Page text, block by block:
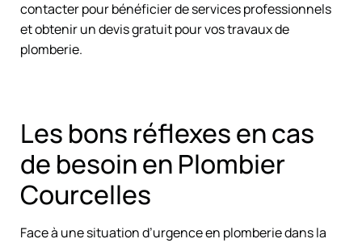
contacter pour bénéficier de services professionnels
et obtenir un devis gratuit pour vos travaux de
plomberie.
Les bons réflexes en cas
de besoin en Plombier
Courcelles
Face à une situation d’urgence en plomberie dans la